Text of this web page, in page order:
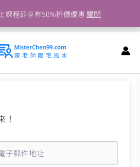
課程即享有50%折價優惠 關閉
！